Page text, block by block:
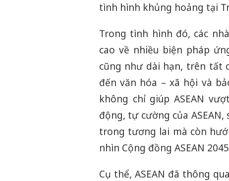
tình hình khủng hoảng tại
Trong tình hình đó, các
cao về nhiều biện pháp
cũng như dài hạn, trên tất
đến văn hóa – xã hội và
không chỉ giúp ASEAN
động, tự cường của
trong tương lai mà còn
nhìn Cộng đồng ASEAN
Cụ thể, ASEAN đã thông